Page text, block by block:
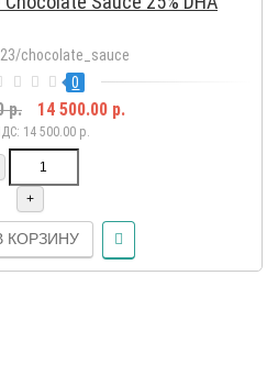
chocolate_sauce
0
р. 14 500.00 р.
14 500.00 р.
+
КОРЗИНУ